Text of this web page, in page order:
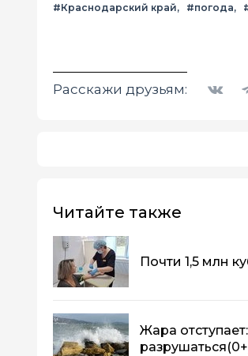
#Краснодарский край #погода
Расскажи друзьям:
Читайте также
Почти 1,5 млн
Жара
разрушаться